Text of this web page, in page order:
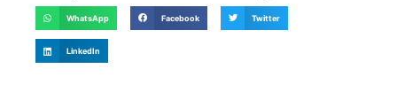
WhatsApp Facebook Twitter
LinkedIn